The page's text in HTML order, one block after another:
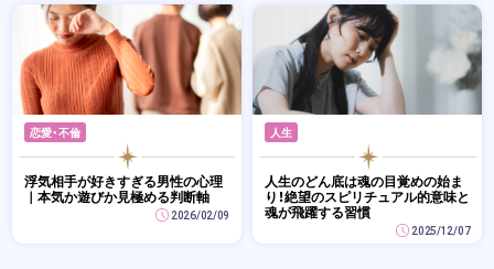
恋愛・不倫
浮気相手が好きすぎる男性の心理
｜本気か遊びか見極める判断軸
2026/02/09
人生
人生のどん底は魂の目覚めの始ま
り！絶望のスピリチュアル的意味と
魂が飛躍する習慣
2025/12/07